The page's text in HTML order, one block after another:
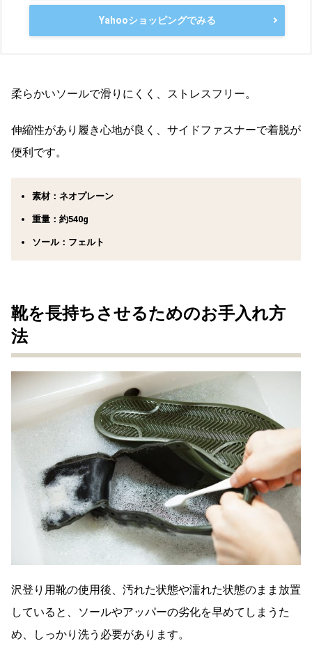
Yahooショッピングでみる
柔らかいソールで滑りにくく、ストレスフリー。
伸縮性があり履き心地が良く、サイドファスナーで着脱が
便利です。
素材：ネオプレーン
重量：約540g
ソール：フェルト
靴を長持ちさせるためのお手入れ方
法
沢登り用靴の使用後、汚れた状態や濡れた状態のまま放置
していると、ソールやアッパーの劣化を早めてしまうた
め、しっかり洗う必要があります。